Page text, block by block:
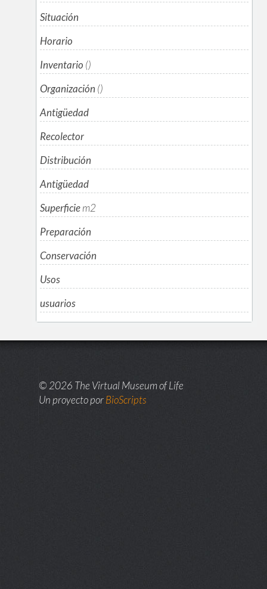
Situación
Horario
Inventario ()
Organización ()
Antigüedad
Recolector
Distribución
Antigüedad
Superficiem2
Preparación
Conservación
Usos
usuarios
© 2026 The Virtual Museum of Life
Un proyecto porBioScripts